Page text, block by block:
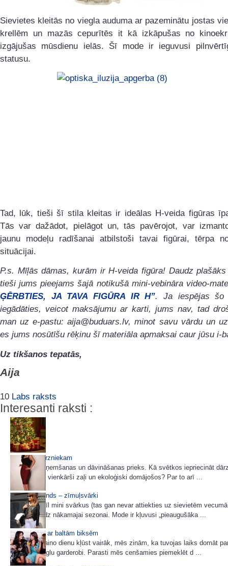
Sievietes kleitās no viegla auduma ar pazeminātu jostas
krellēm un mazās cepurītēs it kā izkāpušas no
izgājušas mūsdienu ielās. Šī mode ir ieguvusi
statusu.
Tad, lūk, tieši šī stila kleitas ir ideālas H-veida figūras
Tās var dažādot, pielāgot un, tās pavērojot, var
jaunu modeļu radīšanai atbilstoši tavai figūrai, tērpa
situācijai.
P.s. Mīļās dāmas, kurām ir H-veida figūra! Daudz
tieši jums pieejams šajā notikušā mini-vebināra video-
ĢĒRBTIES, JA TAVA FIGŪRA IR H”. Ja iespējas šo
iegādāties, veicot maksājumu ar karti, jums nav, tad
man uz e-pastu: aija@buduars.lv, minot savu vārdu un
es jums nosūtīšu rēķinu šī materiāla apmaksai caur jūsu i-
Uz tikšanos tepatās,
Aija
10 Labs raksts
Interesanti raksti :
Dāvanas dārzniekam
Dāvanu saņemšanas un dāvināšanas prieks. Kā svētkos iepriecināt
puķumīli vai vienkārši zaļi un ekoloģiski domājošos? Par to arī ...
Sezonas trends – zīmuļsvārki
Tām, kas mīl mini svārkus (tas gan nevar attiekties uz sievietēm
jāpagaida līdz nākamajai sezonai. Mode ir kļuvusi „pieaugušāka ...
Ko nēsāsim ar baltām biksēm
Tiklīdz saulaino dienu kļūst vairāk, mēs zinām, ka tuvojas laiks domāt
gaišu un vieglu garderobi. Parasti mēs cenšamies piemeklēt d ...